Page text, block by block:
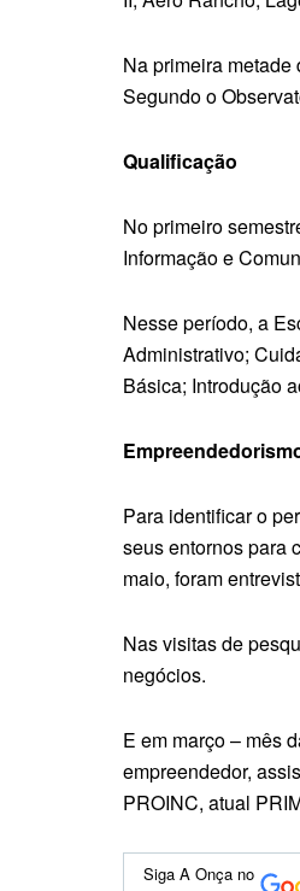
Na primeira
Segundo o
Qualificação
No primeiro
Informação e
Nesse período, a
Administrativo;
Básica; Introdução
Para identificar o
seus entornos para
maio, foram
Nas visitas de
negócios.
E em março – mês
empreendedor,
PROINC, atual
Siga A Onça no